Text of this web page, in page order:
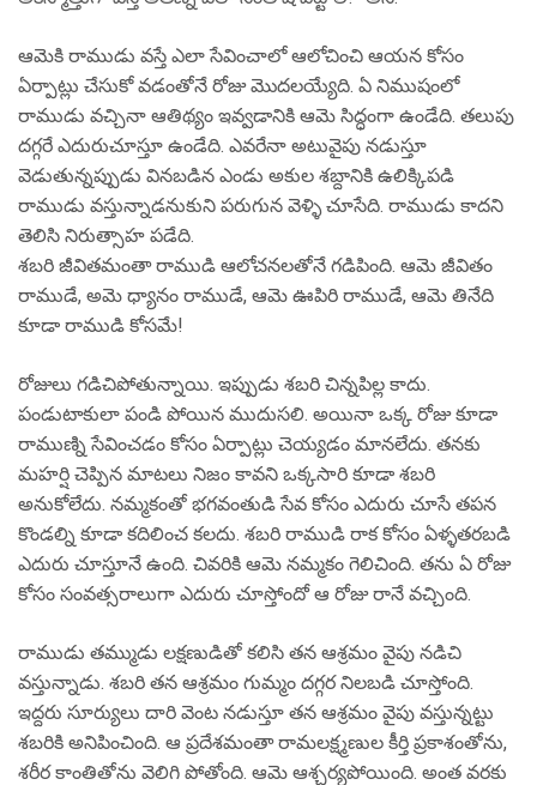
ఆమెకి రాముడు వస్తే ఎలా సేవించాలో ఆలోచించి ఆయన కోసం
ఏర్పాట్లు చేసుకో వడంతోనే రోజు మొదలయ్యేది. ఏ నిముషంలో
రాముడు వచ్చినా ఆతిథ్యం ఇవ్వడానికి ఆమె సిద్ధంగా ఉండేది. తలుపు
దగ్గరే ఎదురుచూస్తూ ఉండేది. ఎవరేనా అటువైపు నడుస్తూ
వెడుతున్నప్పుడు వినబడిన ఎండు అకుల శబ్దానికి ఉలిక్కిపడి
రాముడు వస్తున్నాడనుకుని పరుగున వెళ్ళి చూసేది. రాముడు కాదని
తెలిసి నిరుత్సాహ పడేది.
శబరి జీవితమంతా రాముడి ఆలోచనలతోనే గడిపింది. ఆమె జీవితం
రాముడే, అమె ధ్యానం రాముడే, ఆమె ఊపిరి రాముడే, ఆమె తినేది
కూడా రాముడి కోసమే!
రోజులు గడిచిపోతున్నాయి. ఇప్పుడు శబరి చిన్నపిల్ల కాదు.
పండుటాకులా పండి పోయిన ముదుసలి. అయినా ఒక్క రోజు కూడా
రాముణ్ని సేవించడం కోసం ఏర్పాట్లు చెయ్యడం మానలేదు. తనకు
మహర్షి చెప్పిన మాటలు నిజం కావని ఒక్కసారి కూడా శబరి
అనుకోలేదు. నమ్మకంతో భగవంతుడి సేవ కోసం ఎదురు చూసే తపన
కొండల్ని కూడా కదిలించ కలదు. శబరి రాముడి రాక కోసం ఏళ్ళతరబడి
ఎదురు చూస్తూనే ఉంది. చివరికి ఆమె నమ్మకం గెలిచింది. తను ఏ రోజు
కోసం సంవత్సరాలుగా ఎదురు చూస్తోందో ఆ రోజు రానే వచ్చింది.
రాముడు తమ్ముడు లక్షణుడితో కలిసి తన ఆశ్రమం వైపు నడిచి
వస్తున్నాడు. శబరి తన ఆశ్రమం గుమ్మం దగ్గర నిలబడి చూస్తోంది.
ఇద్దరు సూర్యులు దారి వెంట నడుస్తూ తన ఆశ్రమం వైపు వస్తున్నట్టు
శబరికి అనిపించింది. ఆ ప్రదేశమంతా రామలక్ష్మణుల కీర్తి ప్రకాశంతోను,
శరీర కాంతితోను వెలిగి పోతోంది. ఆమె ఆశ్చర్యపోయింది. అంత వరకు